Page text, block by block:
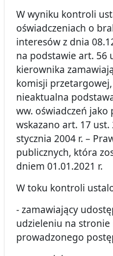
W wyniku kontroli
oświadczeniach o
interesów z dnia
na podstawie art. 56
kierownika
komisji
nieaktualna
ww. oświadczeń
wskazano art. 17
stycznia 2004 r. –
publicznych, która
dniem 01.01.2021 r.
W toku kontroli
- zamawiający
udzieleniu na
prowadzonego